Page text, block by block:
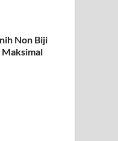
Non Biji